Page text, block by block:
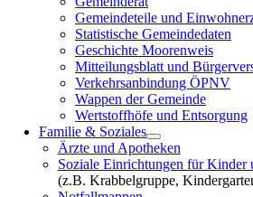
Gemeindeteile und
Statistische Gemeindedaten
Geschichte Moorenweis
Mitteilungsblatt und
Verkehrsanbindung ÖPNV
Wappen der Gemeinde
Wertstoffhöfe und Entsorgung
Familie & Soziales
Ärzte und Apotheken
Soziale Einrichtungen für Kinder
(z.B. Krabbelgruppe,